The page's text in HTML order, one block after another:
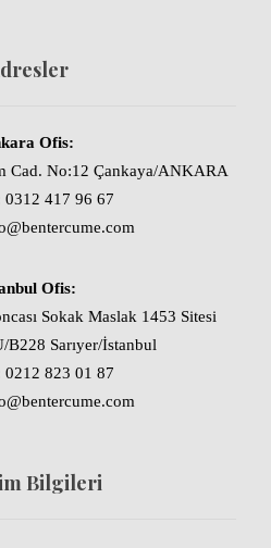
Ofis:
Cad. No:12 Çankaya/ANKARA
0312 417 96 67
Ofis:
Sokak Maslak 1453 Sitesi
Sarıyer/İstanbul
0212 823 01 87
Bilgileri